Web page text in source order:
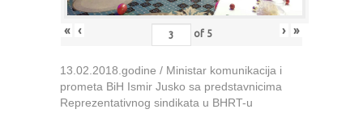
« ‹ of 5 › »
13.02.2018.godine / Ministar komunikacija i
prometa BiH Ismir Jusko sa predstavnicima
Reprezentativnog sindikata u BHRT-u